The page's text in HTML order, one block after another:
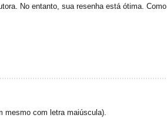
No entanto, sua resenha está ótima. Como
mesmo com letra maiúscula).